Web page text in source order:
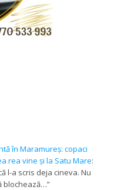
în Maramureș: copaci
rea vine și la Satu Mare:
l-a scris deja cineva. Nu
blochează…”